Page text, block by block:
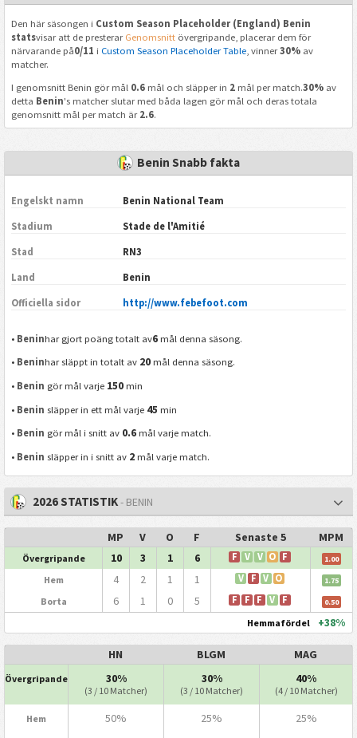
Den här säsongen i Custom Season Placeholder (England) Benin
statsvisar att de presterar Genomsnittövergripande, placerar dem för
närvarande på0/11 i Custom Season Placeholder Table, vinner30%av
matcher.
I genomsnitt Benin gör mål 0.6mål och släpper in 2mål per match.30%av
detta Benin's matcher slutar med båda lagen gör mål och deras totala
genomsnitt mål per match är 2.6.
Benin Snabb fakta
Engelskt namn Benin National Team
Stadium Stade de l'Amitié
Stad RN3
Land Benin
Officiella sidor http://www.febefoot.com
• Beninhar gjort poäng totalt av6 mål denna säsong.
• Beninhar släppt in totalt av 20 mål denna säsong.
• Benin gör mål varje 150 min
• Benin släpper in ett mål varje 45 min
• Benin gör mål i snitt av 0.6 mål varje match.
• Benin släpper in i snitt av 2 mål varje match.
2026 STATISTIK- BENIN
MP V O F Senaste 5 MPM
Övergripande 10 3 1 6 F V V O F 1.00
Hem 4 2 1 1 V F V O 1.75
Borta 6 1 0 5 F F F V F 0.50
Hemmafördel +38%
HN BLGM MAG
Övergripande 30%
(3 / 10 Matcher)
30%
(3 / 10 Matcher)
40%
(4 / 10 Matcher)
Hem 50% 25% 25%